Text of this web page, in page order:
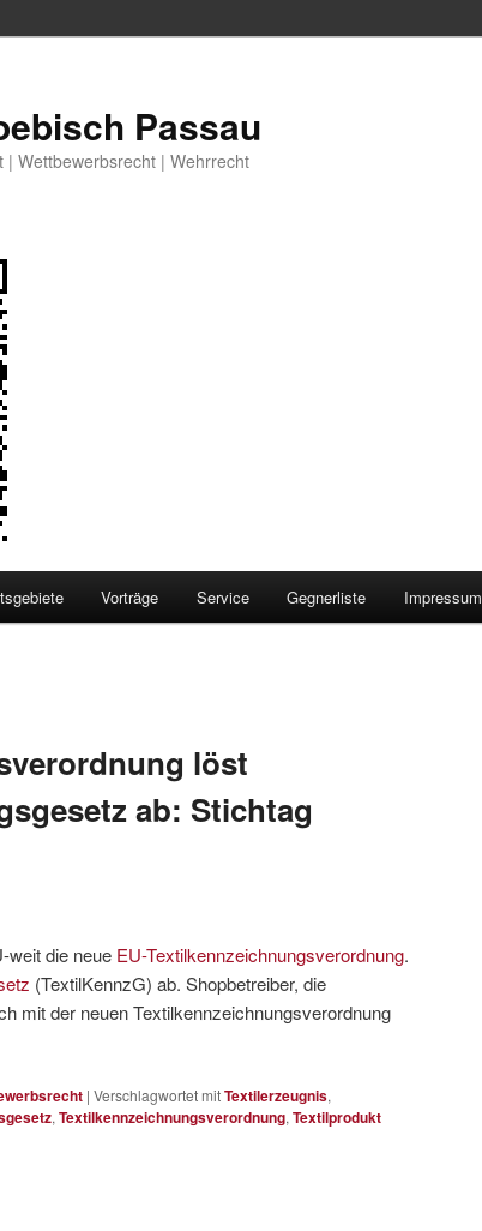
Passau
Wettbewerbsrecht | Wehrrecht
Vorträge Service Gegnerliste Impressum
löst
ab: Stichtag
weit die neue EU-Textilkennzeichnungsverordnung.
(TextilKennzG) ab. Shopbetreiber, die
mit der neuen Textilkennzeichnungsverordnung
| Verschlagwortet mitTextilerzeugnis,
, Textilkennzeichnungsverordnung, Textilprodukt